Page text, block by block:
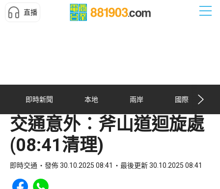
直播
即時新聞 本地 兩岸 國際
交通意外︰斧山道迴旋處
(08:41清理)
即時交通 發佈 30.10.2025 08:41 最後更新 30.10.2025 08:41
Share to Facebook
Share to WhatsApp